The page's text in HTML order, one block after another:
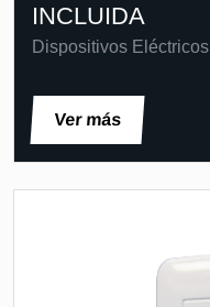
INCLUIDA
Dispositivos Eléctricos
Ver más